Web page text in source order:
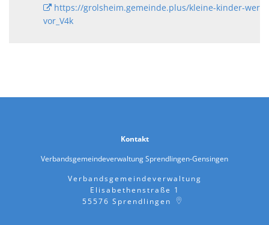
https://grolsheim.gemeinde.plus/kleine-kinder-
vor_V4k
Kontakt
Verbandsgemeindeverwaltung Sprendlingen-Gensingen
Verbandsgemeindeverwaltung
Elisabethenstraße 1
55576 Sprendlingen